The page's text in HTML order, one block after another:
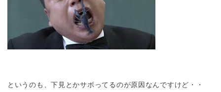
というのも、下見とかサボってるのが原因なんですけど・・